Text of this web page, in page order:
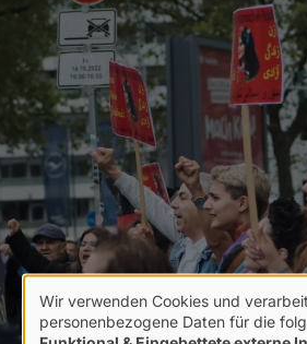
Verwendung
Wir verwenden Cookies und
personenbezogene Daten für die